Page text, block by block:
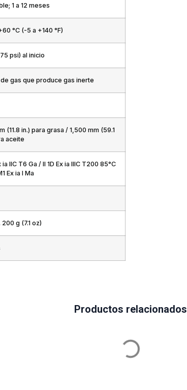
1 a 12 meses
°C (-5 a +140 °F)
psi) al inicio
gas que produce gas inerte
(11.8 in.) para grasa / 1,500 mm (59.1
aceite
ia IIC T6 Ga / II 1D Ex ia IIIC T200 85°C
Ex ia I Ma
g (7.1 oz)
Productos relacionados